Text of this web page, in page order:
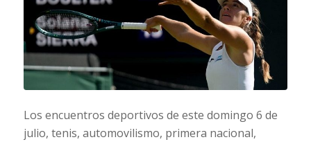
Los encuentros deportivos de este domingo 6 de
julio, tenis, automovilismo, primera nacional,